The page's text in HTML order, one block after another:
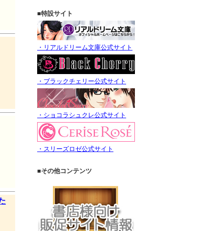
■特設サイト
・リアルドリーム文庫公式サイト
・ブラックチェリー公式サイト
・ショコラシュクレ公式サイト
・スリーズロゼ公式サイト
■その他コンテンツ